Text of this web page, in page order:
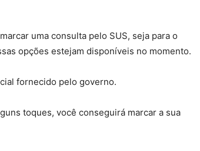
uma consulta pelo SUS, seja para o
opções estejam disponíveis no momento.
fornecido pelo governo.
toques, você conseguirá marcar a sua